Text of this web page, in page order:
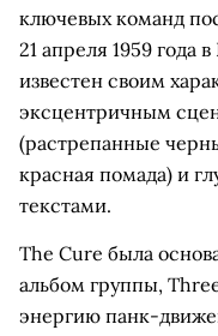
ключевых команд
21 апреля 1959 года
известен своим
эксцентричным
(растрепанные
красная помада) и
текстами.
The Cure была
альбом группы,
энергию панк-